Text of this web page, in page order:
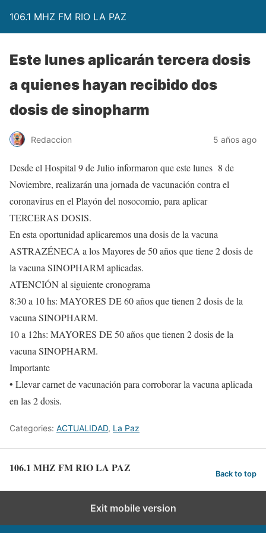
106.1 MHZ FM RIO LA PAZ
Este lunes aplicarán tercera dosis
a quienes hayan recibido dos
dosis de sinopharm
Redaccion 5 años ago
Desde el Hospital 9 de Julio informaron que este lunes 8 de
Noviembre, realizarán una jornada de vacunación contra el
coronavirus en el Playón del nosocomio, para aplicar
TERCERAS DOSIS.
En esta oportunidad aplicaremos una dosis de la vacuna
ASTRAZÉNECA a los Mayores de 50 años que tiene 2 dosis de
la vacuna SINOPHARM aplicadas.
ATENCIÓN al siguiente cronograma
8:30 a 10 hs: MAYORES DE 60 años que tienen 2 dosis de la
vacuna SINOPHARM.
10 a 12hs: MAYORES DE 50 años que tienen 2 dosis de la
vacuna SINOPHARM.
Importante
• Llevar carnet de vacunación para corroborar la vacuna aplicada
en las 2 dosis.
Categories: ACTUALIDAD, La Paz
106.1 MHZ FM RIO LA PAZ Back to top
Exit mobile version